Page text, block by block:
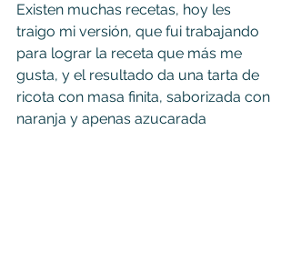
Existen muchas recetas, hoy les
traigo mi versión, que fui trabajando
para lograr la receta que más me
gusta, y el resultado da una tarta de
ricota con masa finita, saborizada con
naranja y apenas azucarada